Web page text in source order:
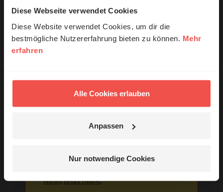
Diese Webseite verwendet Cookies
Diese Website verwendet Cookies, um dir die
bestmögliche Nutzererfahrung bieten zu können. Mehr
erfahren
Alle Cookies erlauben
Anpassen
Nur notwendige Cookies
Ihr Kommentar
entdecken
Nein, jetzt nicht.
© Ruth Schneider / ERF